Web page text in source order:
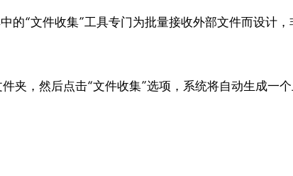
“文件收集”工具专门为批量接收外部文件而设计，
夹，然后点击“文件收集”选项，系统将自动生成一个